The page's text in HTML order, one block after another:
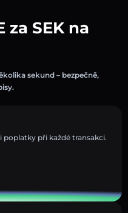
za SEK na
sekund – bezpečně,
při každé transakci.